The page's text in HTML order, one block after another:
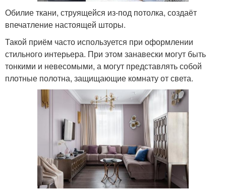
Обилие ткани, струящейся из-под потолка, создаёт
впечатление настоящей шторы.
Такой приём часто используется при оформлении
стильного интерьера. При этом занавески могут быть
тонкими и невесомыми, а могут представлять собой
плотные полотна, защищающие комнату от света.